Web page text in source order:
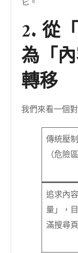
它。
2. 從
為「
轉移
我們來看一個
傳統壓
（危險區
追求內
量」，
滿搜尋